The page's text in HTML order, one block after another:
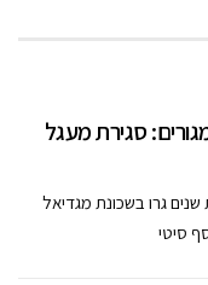
סגירת מעגל
גרו בשכונת מגדיאל
סיטי